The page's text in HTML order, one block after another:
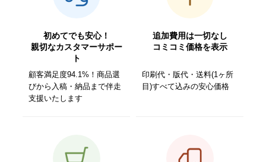
初めてでも安心！
親切なカスタマーサポー
ト
顧客満足度94.1%！商品選
びから入稿・納品まで伴走
支援いたします
追加費用は一切なし
コミコミ価格を表示
印刷代・版代・送料(1ヶ所
目)すべて込みの安心価格